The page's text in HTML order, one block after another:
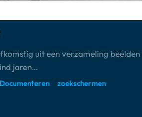
uit een verzameling
jaren…
Documenteren zoekschermen